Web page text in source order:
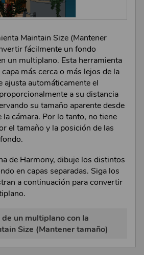
Maintain Size (Mantener
fácilmente un fondo
un multiplano. Esta herramienta
más cerca o más lejos de la
ajusta automáticamente el
a su distancia
su tamaño aparente desde
la cámara. Por lo tanto, no tiene
el tamaño y la posición de las
de Harmony, dibuje los distintos
en capas separadas. Siga los
a continuación para convertir
un multiplano con la
Size (Mantener tamaño)